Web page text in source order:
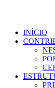
INÍCIO